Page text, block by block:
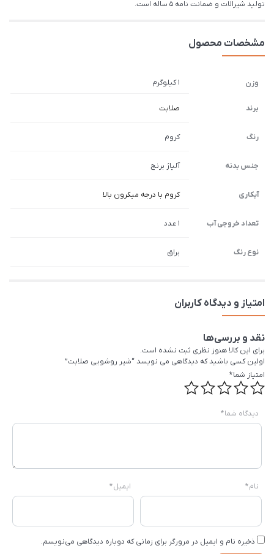
تولید شیرالات و ضمانت نامه 5 ساله است.
مشخصات محصول
وزن 1 کیلوگرم
برند صلابت
رنگ کروم
جنس بدنه آلیاژ برنج
آبکاری کروم با درجه میکرون بالا
تعداد خروجی آب 1 عدد
نوع رنگ براق
امتیاز و دیدگاه کاربران
نقد و بررسی‌ها
برای این کالا هنوز نظری ثبت نشده است.
اولین کسی باشید که دیدگاهی می نویسد “شیر روشویی صلابت”
امتیاز شما*
دیدگاه شما*
نام* ایمیل*
ذخیره نام و ایمیل در مرورگر برای زمانی که دوباره دیدگاهی می‌نویسم.